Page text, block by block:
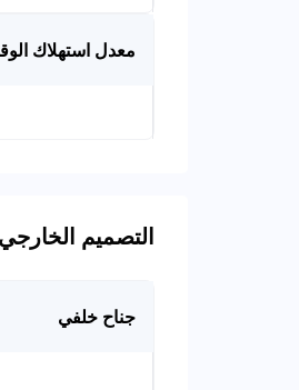
معدل استهلاك
التصميم الخارجي
جناح خلفي